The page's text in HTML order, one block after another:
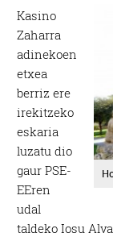
Kasino
Zaharra
adinekoen
etxea
berriz ere
irekitzeko
eskaria
luzatu dio
gaur PSE-
EEren
udal
taldeko Iosu